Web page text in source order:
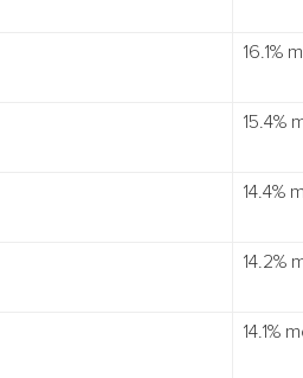
16.1%
15.4%
14.4%
14.2%
14.1%